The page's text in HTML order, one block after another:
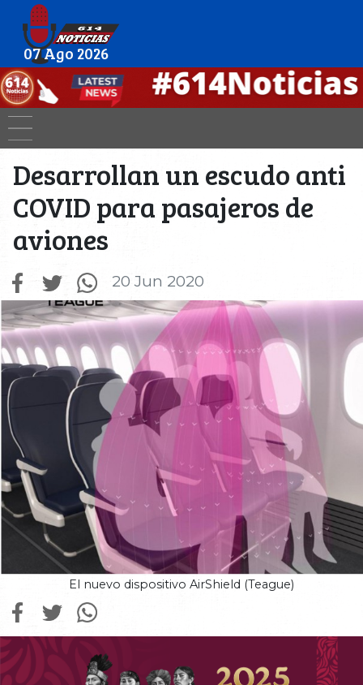
07 Ago 2026
Desarrollan un escudo anti
COVID para pasajeros de
aviones
20 Jun 2020
El nuevo dispositivo AirShield (Teague)